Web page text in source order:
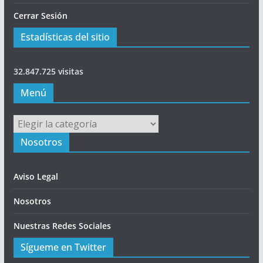
Cerrar Sesión
Estadísticas del sitio
32.847.725 visitas
Menú
Menú
Nosotros
Aviso Legal
Nosotros
Nuestras Redes Sociales
Sígueme en Twitter